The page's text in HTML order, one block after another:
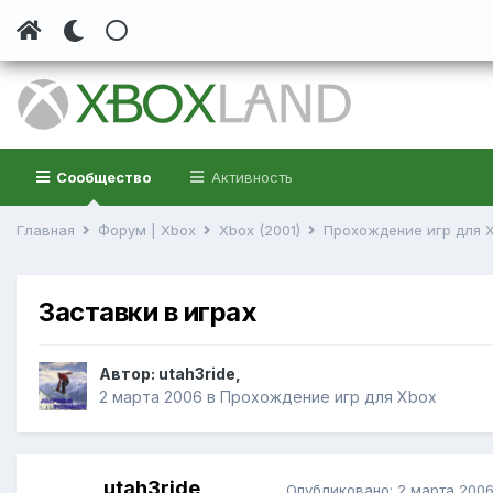
Сообщество Активность
Главная Форум | Xbox Xbox (2001) Прохождение игр для
Заставки в играх
Автор: utah3ride
2 марта 2006 в Прохождение игр для Xbox